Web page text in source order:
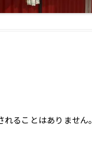
ることはありません。